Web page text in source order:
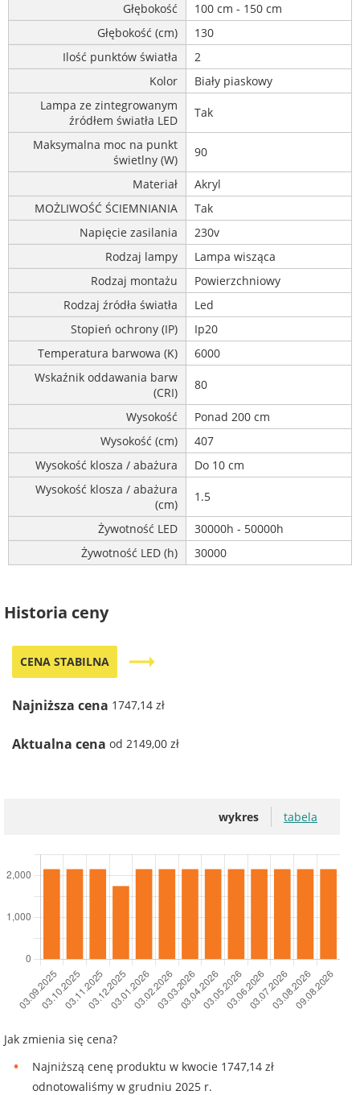
Głębokość
100 cm - 150 cm
Głębokość (cm)
130
Ilość punktów światła
2
Kolor
Biały piaskowy
Lampa ze zintegrowanym
źródłem światła LED
Tak
Maksymalna moc na punkt
świetlny (W)
90
Materiał
Akryl
MOŻLIWOŚĆ ŚCIEMNIANIA
Tak
Napięcie zasilania
230v
Rodzaj lampy
Lampa wisząca
Rodzaj montażu
Powierzchniowy
Rodzaj źródła światła
Led
Stopień ochrony (IP)
Ip20
Temperatura barwowa (K)
6000
Wskaźnik oddawania barw
(CRI)
80
Wysokość
Ponad 200 cm
Wysokość (cm)
407
Wysokość klosza / abażura
Do 10 cm
Wysokość klosza / abażura
(cm)
1.5
Żywotność LED
30000h - 50000h
Żywotność LED (h)
30000
Historia ceny
CENA STABILNA trending_flat
Najniższa cena 1747,14 zł
Aktualna cena od 2149,00 zł
wykres tabela
Jak zmienia się cena?
Najniższą cenę produktu w kwocie 1747,14 zł
odnotowaliśmy w grudniu 2025 r.